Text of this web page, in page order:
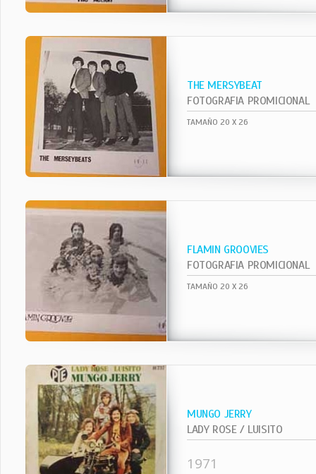
THE MERSYBEAT
FOTOGRAFIA PROMICIONAL
TAMAÑO 20 X 26
FLAMIN GROOVIES
FOTOGRAFIA PROMICIONAL
TAMAÑO 20 X 26
MUNGO JERRY
LADY ROSE / LUISITO
1971